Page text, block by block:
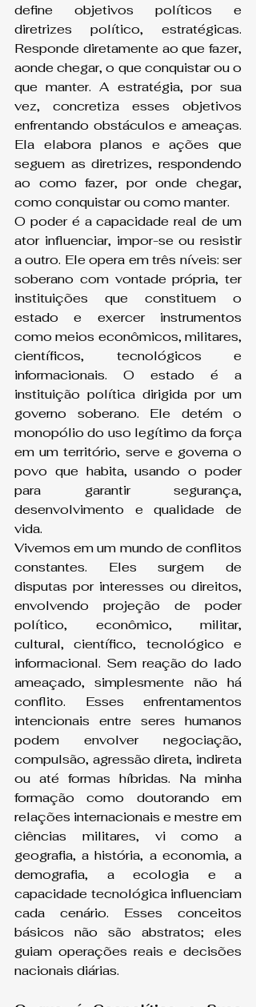
define objetivos políticos e
diretrizes político, estratégicas.
Responde diretamente ao que fazer,
aonde chegar, o que conquistar ou o
que manter. A estratégia, por sua
vez, concretiza esses objetivos
enfrentando obstáculos e ameaças.
Ela elabora planos e ações que
seguem as diretrizes, respondendo
ao como fazer, por onde chegar,
como conquistar ou como manter.
O poder é a capacidade real de um
ator influenciar, impor-se ou resistir
a outro. Ele opera em três níveis: ser
soberano com vontade própria, ter
instituições que constituem o
estado e exercer instrumentos
como meios econômicos, militares,
científicos, tecnológicos e
informacionais. O estado é a
instituição política dirigida por um
governo soberano. Ele detém o
monopólio do uso legítimo da força
em um território, serve e governa o
povo que habita, usando o poder
para garantir segurança,
desenvolvimento e qualidade de
vida.
Vivemos em um mundo de conflitos
constantes. Eles surgem de
disputas por interesses ou direitos,
envolvendo projeção de poder
político, econômico, militar,
cultural, científico, tecnológico e
informacional. Sem reação do lado
ameaçado, simplesmente não há
conflito. Esses enfrentamentos
intencionais entre seres humanos
podem envolver negociação,
compulsão, agressão direta, indireta
ou até formas híbridas. Na minha
formação como doutorando em
relações internacionais e mestre em
ciências militares, vi como a
geografia, a história, a economia, a
demografia, a ecologia e a
capacidade tecnológica influenciam
cada cenário. Esses conceitos
básicos não são abstratos; eles
guiam operações reais e decisões
nacionais diárias.